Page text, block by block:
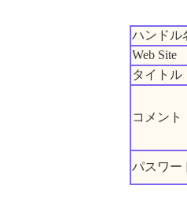
ハンドル
Web Site
タイトル
コメント
パスワー